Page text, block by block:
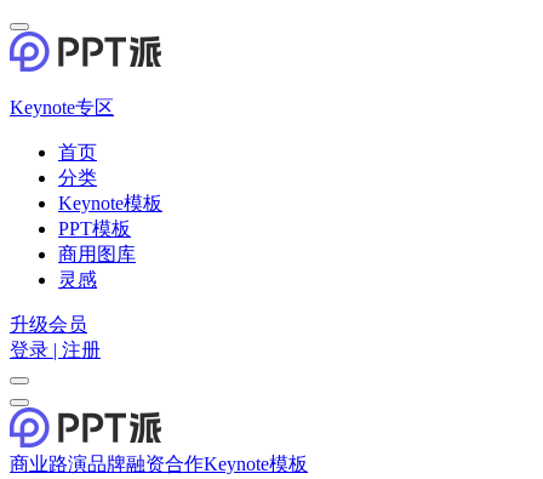
Keynote专区
首页
分类
Keynote模板
PPT模板
商用图库
灵感
升级会员
登录 | 注册
商业路演品牌融资合作Keynote模板